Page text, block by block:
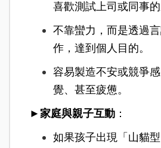
喜歡測試上司或同事的
不靠蠻力，而是透過
作，達到個人目的。
容易製造不安或競爭
覺、甚至疲憊。
►家庭與親子互動 ：
如果孩子出現「山貓